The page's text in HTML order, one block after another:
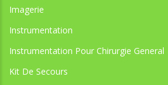
Imagerie
Instrumentation
Instrumentation Pour Chirurgie General
Kit De Secours